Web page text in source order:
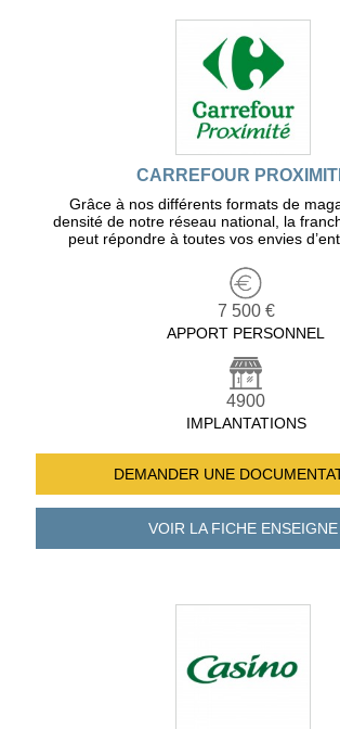
CARREFOUR
Grâce à nos différents formats de
densité de notre réseau national, la
peut répondre à toutes vos envies
7 500 €
APPORT PERSONNEL
4900
IMPLANTATIONS
DEMANDER UNE
VOIR LA FICHEENSEIGNE